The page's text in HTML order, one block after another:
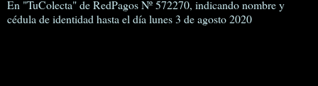
En "TuColecta" de RedPagos Nº 572270, indicando nombre y
cédula de identidad hasta el día lunes 3 de agosto 2020